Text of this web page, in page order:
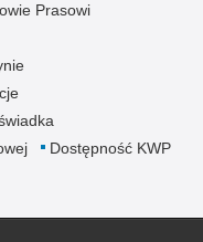
Prasowi
Dostępność KWP